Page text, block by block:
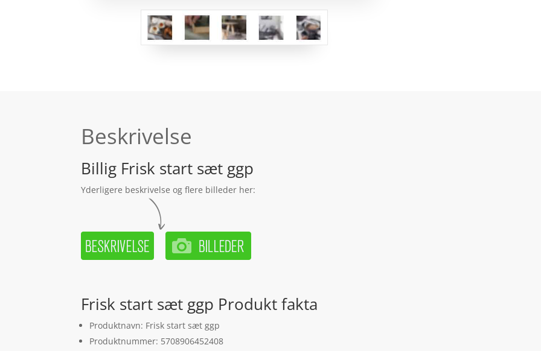
Beskrivelse
Billig Frisk start sæt ggp
Yderligere beskrivelse og flere billeder her:
Frisk start sæt ggp Produkt fakta
Produktnavn: Frisk start sæt ggp
Produktnummer: 5708906452408